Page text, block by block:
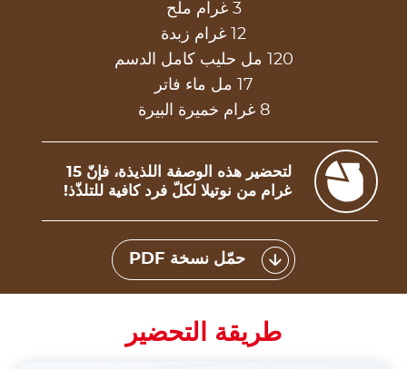
3 غرام ملح
12 غرام زبدة
120 مل حليب كامل الدسم
17 مل ماء فاتر
8 غرام خميرة البيرة
لتحضير هذه الوصفة اللذيذة، فإنّ 15
غرام من نوتيلا لكلّ فرد كافية للتلذّذ!
حمّل نسخة PDF
طريقة التحضير